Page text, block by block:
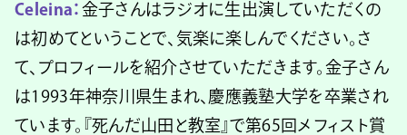
Celeina： 金子さんはラジオに生出演していただくの
は初めてということで、気楽に楽しんでください。さ
て、プロフィールを紹介させていただきます。金子さん
は1993年神奈川県生まれ、慶應義塾大学を卒業され
ています。『死んだ山田と教室』で第65回メフィスト賞